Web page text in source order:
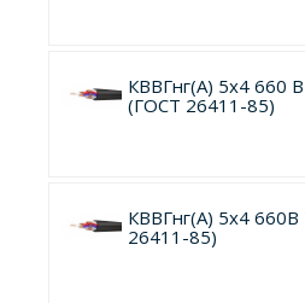
КВВГнг(А) 5х4 660
(ГОСТ 26411-85)
КВВГнг(А) 5х4
26411-85)